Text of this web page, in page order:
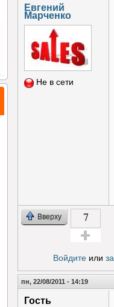
Евгений
Марченко
Не в сети
Вверху 7
Войдитеили
пн, 22/08/2011 - 14:19
Гость